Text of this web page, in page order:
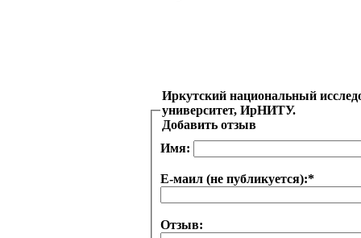
Иркутский национальный
университет, ИрНИТУ.
Добавить отзыв
Имя:
Е-маил (не публикуется):*
Отзыв: